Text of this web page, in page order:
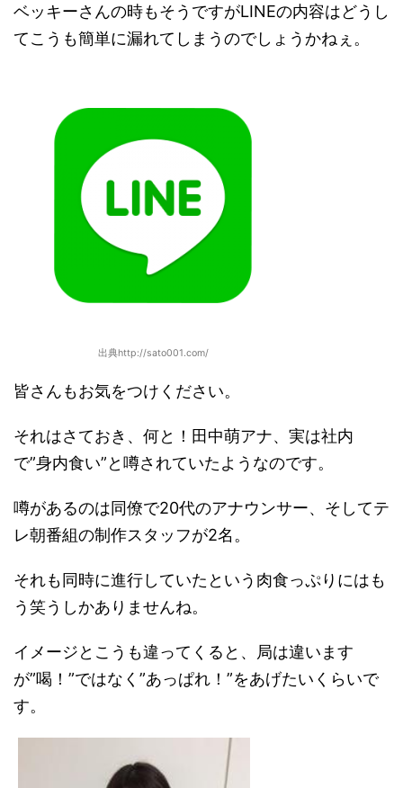
ベッキーさんの時もそうですがLINEの内容はどうし
てこうも簡単に漏れてしまうのでしょうかねぇ。
出典http://sato001.com/
皆さんもお気をつけください。
それはさておき、何と！田中萌アナ、実は社内
で”身内食い”と噂されていたようなのです。
噂があるのは同僚で20代のアナウンサー、そしてテ
レ朝番組の制作スタッフが2名。
それも同時に進行していたという肉食っぷりにはも
う笑うしかありませんね。
イメージとこうも違ってくると、局は違います
が”喝！”ではなく”あっぱれ！”をあげたいくらいで
す。